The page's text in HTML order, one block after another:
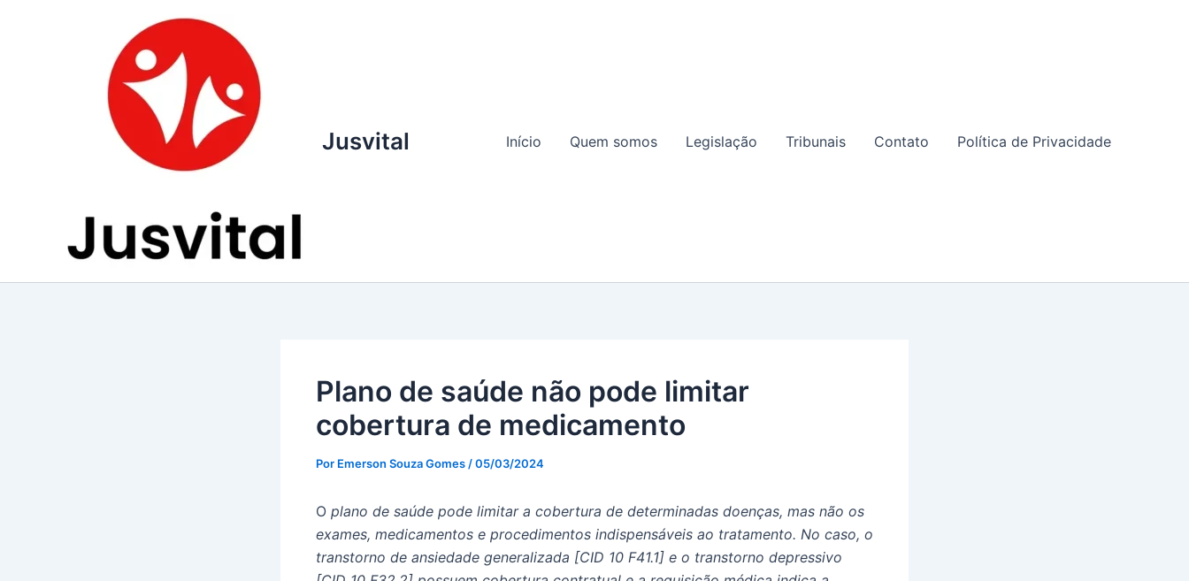
Jusvital Início Quem somos Legislação Tribunais Contato Política de Privacidade
Plano de saúde não pode limitar
cobertura de medicamento
Por Emerson Souza Gomes /05/03/2024
O plano de saúde pode limitar a cobertura de determinadas doenças, mas não os
exames, medicamentos e procedimentos indispensáveis ao tratamento. No caso, o
transtorno de ansiedade generalizada [CID 10 F41.1] e o transtorno depressivo